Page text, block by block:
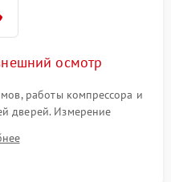
₽ Подробнее →
₽
осмотр
работы компрессора и
дверей. Измерение
проверка термостата и
дисплея.